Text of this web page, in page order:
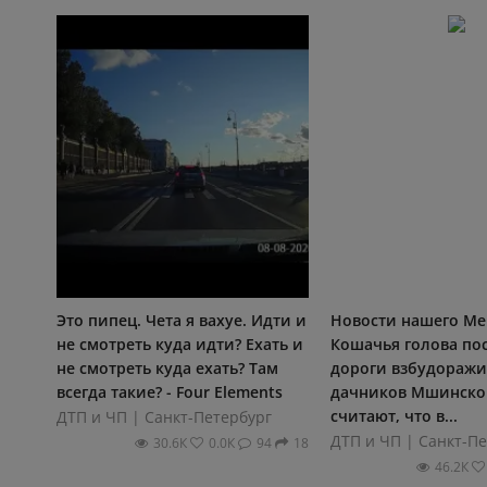
Это пипец. Чета я вахуе. Идти и
не смотреть куда идти? Ехать и
не смотреть куда ехать? Там
всегда такие? - Four Elements
ДТП и ЧП | Санкт-Петербург
30.6К 0.0К 94 18
Новости нашего
Кошачья голова
дороги
дачников
считают, что в...
ДТП и ЧП | Санкт-
46.2К